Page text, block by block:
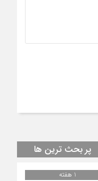
پر بحث ترین ها
1 هفته